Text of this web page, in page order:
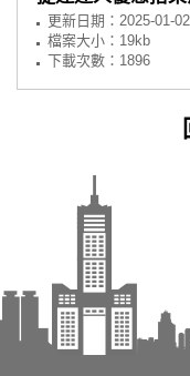
更新日期： 2025-01-02
檔案大小：19kb
下載次數：1896